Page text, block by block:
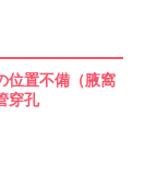
位置不備（腋窩
穿孔